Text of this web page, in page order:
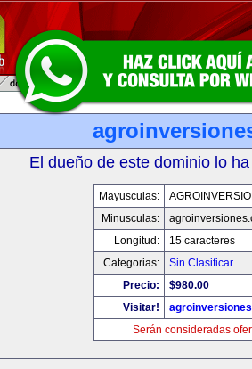
El dueño de este dominio lo
Mayusculas:
Minusculas:
Longitud:
15 caracteres
Categorias:
Sin Clasificar
Precio:
$980.00
Visitar!
Serán consideradas